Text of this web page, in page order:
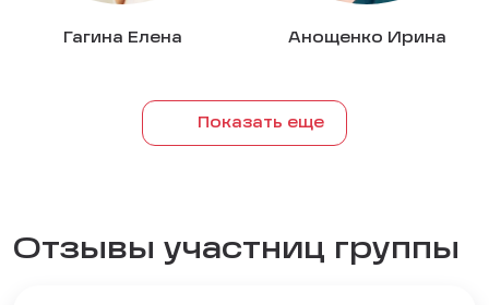
Гагина Елена Анощенко Ирина
Показать еще
Отзывы участниц группы